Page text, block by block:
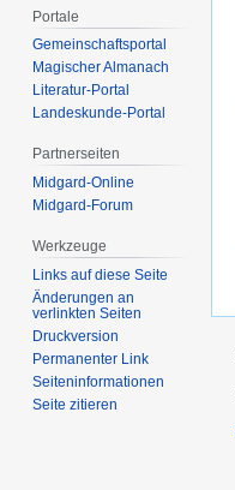
Portale
Gemeinschafts­portal
Magischer Almanach
Literatur-Portal
Landeskunde-Portal
Partnerseiten
Midgard-Online
Midgard-Forum
Werkzeuge
Links auf diese Seite
Änderungen an
verlinkten Seiten
Druckversion
Permanenter Link
Seiten­­informationen
Seite zitieren